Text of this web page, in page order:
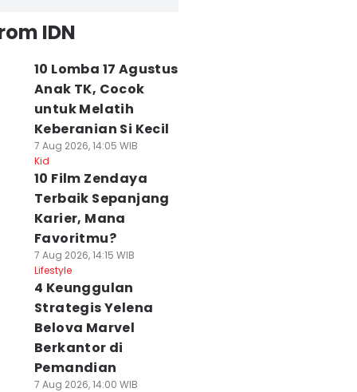
IDN
10 Lomba 17 Agustus
Anak TK, Cocok
untuk Melatih
Keberanian Si Kecil
7 Aug 2026, 14:05 WIB
Kid
10 Film Zendaya
Terbaik Sepanjang
Karier, Mana
Favoritmu?
7 Aug 2026, 14:15 WIB
Lifestyle
4 Keunggulan
Strategis Yelena
Belova Marvel
Berkantor di
Pemandian
7 Aug 2026, 14:00 WIB